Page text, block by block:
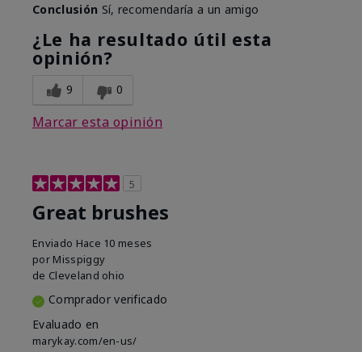
Conclusión Sí, recomendaría a un amigo
¿Le ha resultado útil esta
opinión?
9 0
Marcar esta opinión
5
Great brushes
Enviado Hace 10 meses
por Misspiggy
de Cleveland ohio
Comprador verificado
Evaluado en
marykay.com/en-us/